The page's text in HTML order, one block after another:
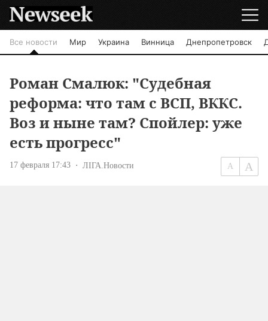
Все новости Мир Украина Винница Днепропетровск
Роман Смалюк: "Судебная
реформа: что там с ВСП, ВККС.
Воз и ныне там? Спойлер: уже
есть прогресс"
17 февраля 17:43 ЛІГА.Новости